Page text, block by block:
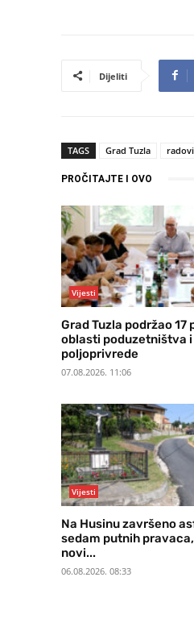
Dijeliti
TAGS Grad Tuzla
PROČITAJTE I OVO
Vijesti
Grad Tuzla podržao 17
oblasti poduzetništva i
poljoprivrede
07.08.2026. 11:06
Vijesti
Na Husinu završeno
sedam putnih
novi...
06.08.2026. 08:33